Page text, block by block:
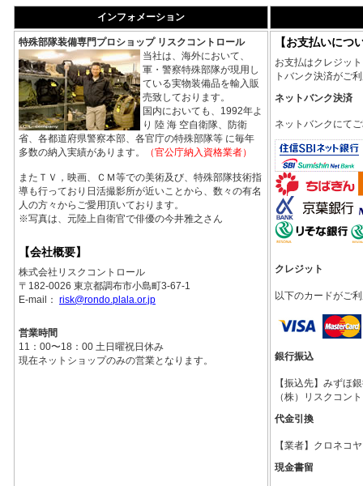
インフォメーション
特殊部隊装備専門プロショップ リスクコントロール
当社は、海外において、
軍・警察特殊部隊が現用し
ている実物装備品を輸入販
売致しております。
国内においても、1992年よ
り 陸 海 空自衛隊、防衛
省、各都道府県警察本部、各官庁の特殊部隊等 に毎年
多数の納入実績があります。
（官公庁納入資格業者）
またＴＶ，映画、ＣＭ等での美術及び、特殊部隊技術指
導も行っており日活撮影所が近いことから、数々の有名
人の方々からご愛用頂いております。
※写真は、元陸上自衛官で俳優の今井雅之さん
【会社概要】
株式会社リスクコントロール
〒182-0026 東京都調布市小島町3-67-1
E-mail： risk@rondo.plala.or.jp
営業時間
11：00〜18：00 土日曜祝日休み
現在ネットショップのみの営業となります。
【お支払いにつ
お支払はクレジッ
トバンク決済がご
ネットバンク決済
ネットバンクにて
クレジット
以下のカードがご
銀行振込
【振込先】みずほ
（株）リスクコン
代金引換
【業者】クロネコ
現金書留